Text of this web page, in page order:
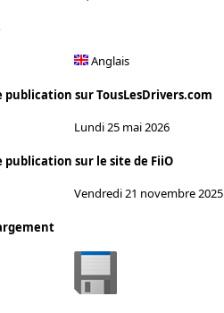
Anglais
publication sur TousLesDrivers.com
Lundi 25 mai 2026
publication sur le site de FiiO
Vendredi 21 novembre 2025